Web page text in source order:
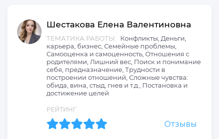
Шестакова Елена Валентиновна
ТЕМАТИКА РАБОТЫ:
Конфликты, Деньги,
карьера, бизнес, Семейные проблемы,
Самооценка и самоценность, Отношения с
родителями, Лишний вес, Поиск и понимание
себя, предназначение, Трудности в
построении отношений, Сложные чувства:
обида, вина, стыд, гнев и т.д., Постановка и
достижение целей
РЕЙТИНГ
Отзывы